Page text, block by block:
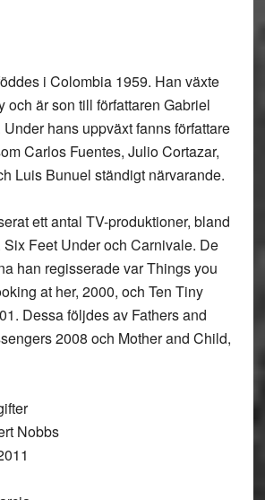
i Colombia 1959. Han växte
och är son till författaren Gabriel
hans uppväxt fanns författare
Carlos Fuentes, Julio Cortazar,
Luis Bunuel ständigt närvarande.
ett antal TV-produktioner, bland
Feet Under och Carnivale. De
han regisserade var Things you
at her, 2000, och Ten Tiny
Dessa följdes av Fathers and
2008 och Mother and Child,
Nobbs